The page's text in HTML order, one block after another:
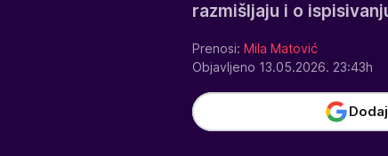
razmišljaju i o
Prenosi: Mila Matović
Objavljeno 13.05.2026. 23:43h